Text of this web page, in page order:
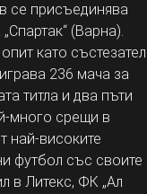
се присъединява
(Варна).
като състезател
236 мача за
титла и два пъти
много срещи в
най-високите
футбол със своите
в Литекс, ФК „Ал